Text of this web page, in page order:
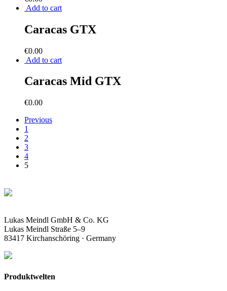
Add to cart
Caracas GTX
€0.00
Add to cart
Caracas Mid GTX
€0.00
Previous
1
2
3
4
5
Lukas Meindl GmbH & Co. KG
Lukas Meindl Straße 5–9
83417 Kirchanschöring · Germany
Produktwelten